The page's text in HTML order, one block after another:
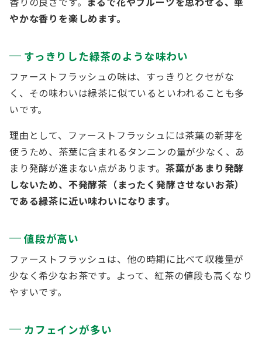
やかな香りを楽しめます。
すっきりした緑茶のような味わい
ファーストフラッシュの味は、すっきりとクセがな
く、その味わいは緑茶に似ているといわれることも多
いです。
理由として、ファーストフラッシュには茶葉の新芽を
使うため、茶葉に含まれるタンニンの量が少なく、あ
まり発酵が進まない点があります。 茶葉があまり発酵
しないため、不発酵茶（まったく発酵させないお茶）
である緑茶に近い味わいになります。
値段が高い
ファーストフラッシュは、他の時期に比べて収穫量が
少なく希少なお茶です。よって、紅茶の値段も高くなり
やすいです。
カフェインが多い